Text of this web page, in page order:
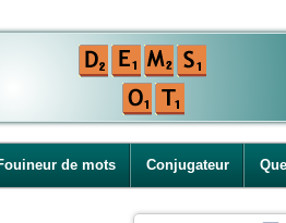
de mots Conjugateur